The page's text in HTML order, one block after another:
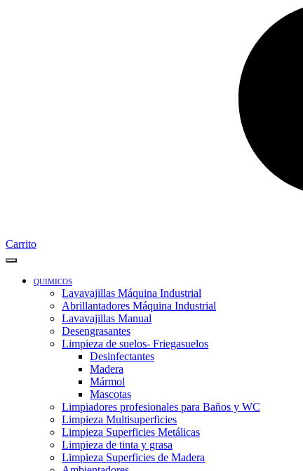
Carrito
QUIMICOS
Lavavajillas Máquina Industrial
Abrillantadores Máquina Industrial
Lavavajillas Manual
Desengrasantes
Limpieza de suelos- Friegasuelos
Desinfectantes
Madera
Mármol
Mascotas
Limpiadores profesionales para Baños y WC
Limpieza Multisuperficies
Limpieza Superficies Metálicas
Limpieza de tinta y grasa
Limpieza Superficies de Madera